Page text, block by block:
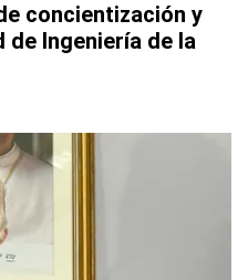
concientización y
de Ingeniería de la